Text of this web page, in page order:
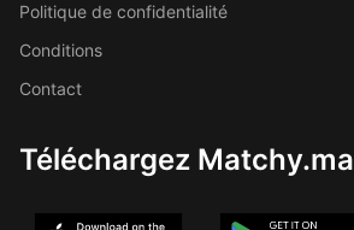
Politique de confidentialité
Conditions
Contact
Téléchargez Matchy.ma